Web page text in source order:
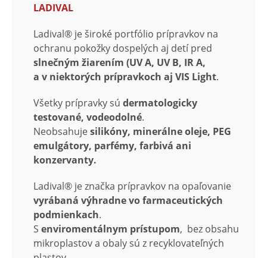
LADIVAL
Ladival® je široké portfólio prípravkov na
ochranu pokožky dospelých aj detí pred
slnečným žiarením (UV A, UV B, IR A,
a v niektorých prípravkoch aj VIS Light.
Všetky prípravky sú dermatologicky
testované, vodeodolné.
Neobsahujesilikóny, minerálne oleje, PEG
emulgátory, parfémy, farbivá ani
konzervanty.
Ladival® je značka prípravkov na opaľovanie
vyrábaná výhradne vo farmaceutických
podmienkach.
S enviromentálnym prístupom, bez obsahu
mikroplastov a obaly sú z recyklovateľných